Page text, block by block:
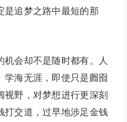
是追梦之路中最短的那
会却不是随时都有。人
学海无涯，即使只是囫囵
野，对梦想进行更深刻
打交道，过早地涉足金钱